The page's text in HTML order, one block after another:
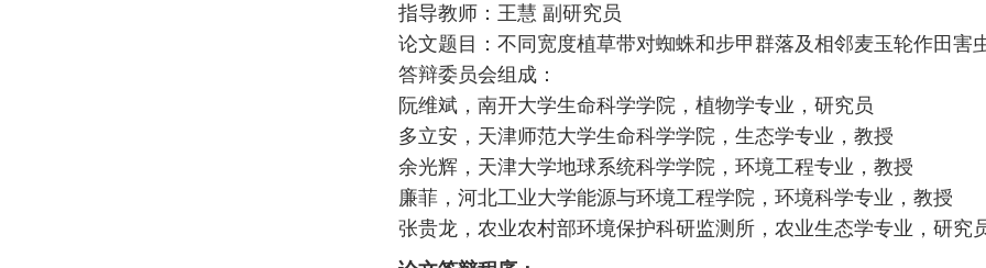
指导教师：王慧 副研究员
论文题目：不同宽度植草带对蜘蛛和步甲群落及相邻麦玉轮作田害
答辩委员会组成：
阮维斌，南开大学生命科学学院，植物学专业，研究员
多立安，天津师范大学生命科学学院，生态学专业，教授
余光辉，天津大学地球系统科学学院，环境工程专业，教授
廉菲，河北工业大学能源与环境工程学院，环境科学专业，教授
张贵龙，农业农村部环境保护科研监测所，农业生态学专业，研究